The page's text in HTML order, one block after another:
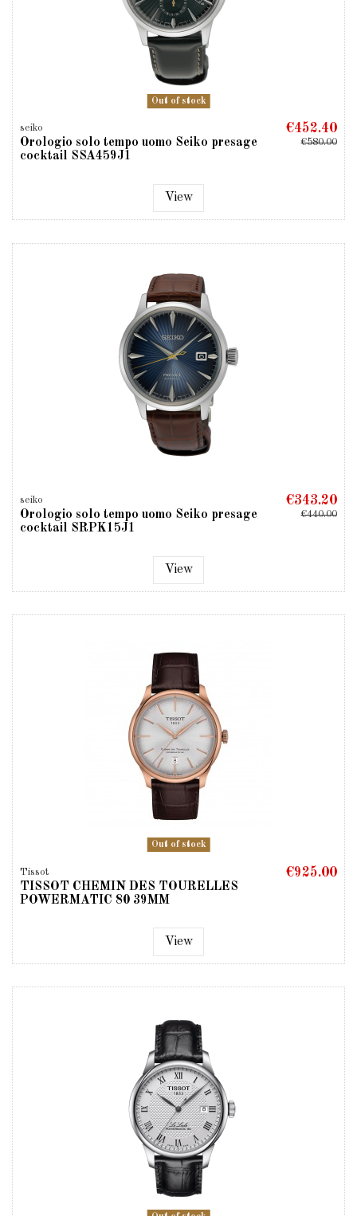
Out of stock
seiko
Orologio solo tempo uomo Seiko presage
cocktail SSA459J1
€452.40
€580.00
View
seiko
Orologio solo tempo uomo Seiko presage
cocktail SRPK15J1
€343.20
€440.00
View
Out of stock
Tissot
TISSOT CHEMIN DES TOURELLES
POWERMATIC 80 39MM
€925.00
View